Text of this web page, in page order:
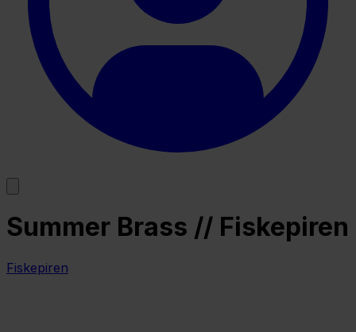
Summer Brass // Fiskepiren
Fiskepiren